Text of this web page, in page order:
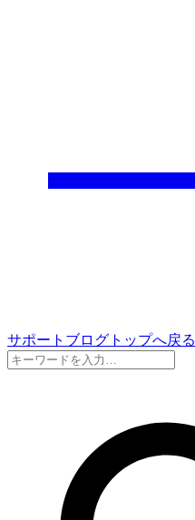
サポートブログトップへ戻る